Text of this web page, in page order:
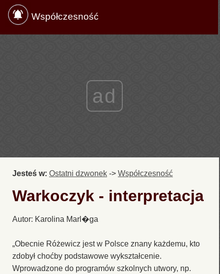
Współczesność
ad
Jesteś w: Ostatni dzwonek -> Współczesność
Warkoczyk - interpretacja
Autor: Karolina Marl�ga
„Obecnie Różewicz jest w Polsce znany każdemu, kto
zdobył choćby podstawowe wykształcenie.
Wprowadzone do programów szkolnych utwory, np.